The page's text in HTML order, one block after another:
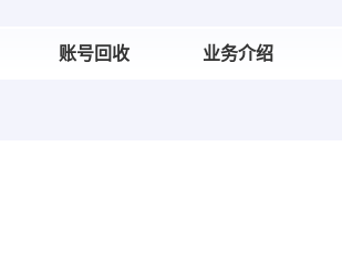
账号回收 业务介绍